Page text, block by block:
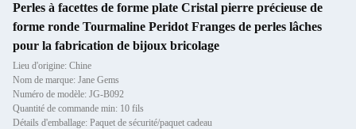
Perles à facettes de forme plate Cristal pierre précieuse de
forme ronde Tourmaline Peridot Franges de perles lâches
pour la fabrication de bijoux bricolage
Lieu d'origine: Chine
Nom de marque: Jane Gems
Numéro de modèle: JG-B092
Quantité de commande min: 10 fils
Détails d'emballage: Paquet de sécurité/paquet cadeau